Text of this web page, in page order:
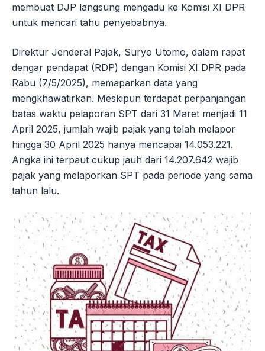
membuat DJP langsung mengadu ke Komisi XI DPR
untuk mencari tahu penyebabnya.
Direktur Jenderal Pajak, Suryo Utomo, dalam rapat
dengar pendapat (RDP) dengan Komisi XI DPR pada
Rabu (7/5/2025), memaparkan data yang
mengkhawatirkan. Meskipun terdapat perpanjangan
batas waktu pelaporan SPT dari 31 Maret menjadi 11
April 2025, jumlah wajib pajak yang telah melapor
hingga 30 April 2025 hanya mencapai 14.053.221.
Angka ini terpaut cukup jauh dari 14.207.642 wajib
pajak yang melaporkan SPT pada periode yang sama
tahun lalu.